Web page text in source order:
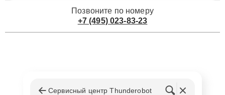
Позвоните по номеру
+7 (495) 023-83-23
Сервисный центр Thunderobot